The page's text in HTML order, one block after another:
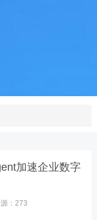
加速企业数字
：273